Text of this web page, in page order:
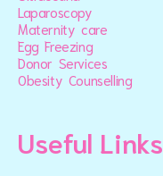
Laparoscopy
Maternity care
Egg Freezing
Donor Services
Obesity Counselling
Useful Links